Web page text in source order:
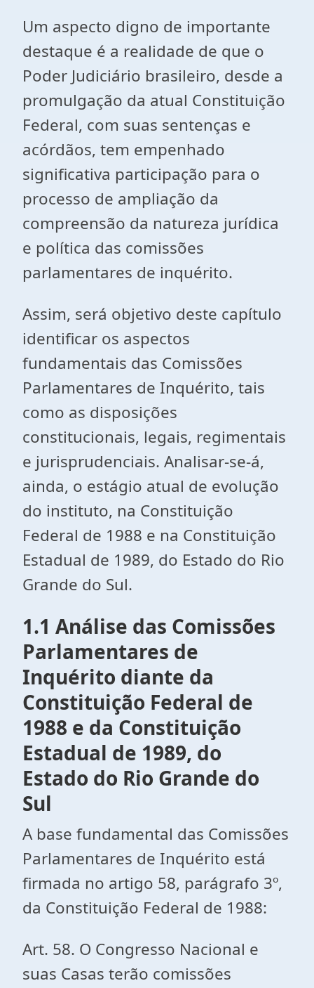
Um aspecto digno de importante
destaque é a realidade de que o
Poder Judiciário brasileiro, desde a
promulgação da atual Constituição
Federal, com suas sentenças e
acórdãos, tem empenhado
significativa participação para o
processo de ampliação da
compreensão da natureza jurídica
e política das comissões
parlamentares de inquérito.
Assim, será objetivo deste capítulo
identificar os aspectos
fundamentais das Comissões
Parlamentares de Inquérito, tais
como as disposições
constitucionais, legais, regimentais
e jurisprudenciais. Analisar-se-á,
ainda, o estágio atual de evolução
do instituto, na Constituição
Federal de 1988 e na Constituição
Estadual de 1989, do Estado do Rio
Grande do Sul.
1.1 Análise das Comissões
Parlamentares de
Inquérito diante da
Constituição Federal de
1988 e da Constituição
Estadual de 1989, do
Estado do Rio Grande do
Sul
A base fundamental das Comissões
Parlamentares de Inquérito está
firmada no artigo 58, parágrafo 3º,
da Constituição Federal de 1988:
Art. 58. O Congresso Nacional e
suas Casas terão comissões